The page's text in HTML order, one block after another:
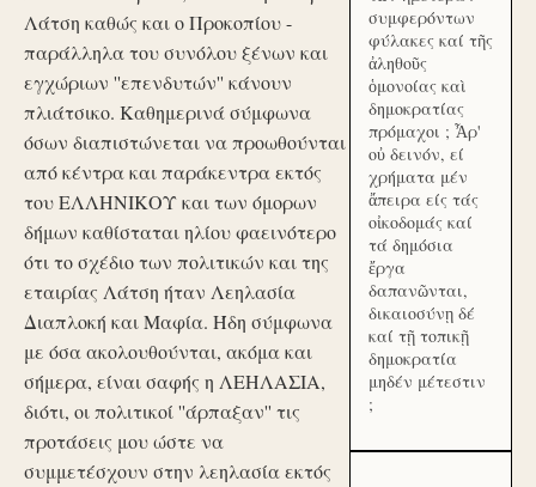
Λάτση καθώς και ο Προκοπίου -
παράλληλα του συνόλου ξένων και
εγχώριων ''επενδυτών'' κάνουν
πλιάτσικο. Καθημερινά σύμφωνα
όσων διαπιστώνεται να προωθούνται
από κέντρα και παράκεντρα εκτός
του ΕΛΛΗΝΙΚΟΥ και των όμορων
δήμων καθίσταται ηλίου φαεινότερο
ότι το σχέδιο των πολιτικών και της
εταιρίας Λάτση ήταν Λεηλασία
Διαπλοκή και Μαφία. Ήδη σύμφωνα
με όσα ακολουθούνται, ακόμα και
σήμερα, είναι σαφής η ΛΕΗΛΑΣΙΑ,
διότι, οι πολιτικοί ''άρπαξαν'' τις
προτάσεις μου ώστε να
συμμετέσχουν στην λεηλασία εκτός
συμφερόντων
φύλακες καί τῆς
ἀληθοῦς
ὁμονοίας καὶ
δημοκρατίας
πρόμαχοι ; Ἆρ'
οὐ δεινόν, εί
χρήματα μέν
ἄπειρα είς τάς
οἰκοδομάς καί
τά δημόσια
ἔργα
δαπανῶνται,
δικαιοσύνῃ δέ
καί τῇ τοπικῇ
δημοκρατία
μηδέν μέτεστιν
;